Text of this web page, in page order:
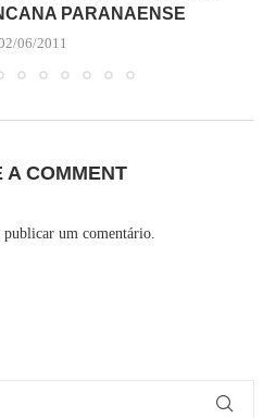
PARANAENSE
06/2011
A COMMENT
publicar um comentário.